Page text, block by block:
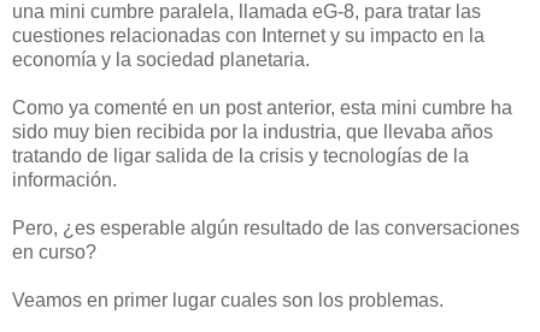
una mini cumbre paralela, llamada eG-8, para tratar las
cuestiones relacionadas con Internet y su impacto en la
economía y la sociedad planetaria.
Como ya comenté en un post anterior, esta mini cumbre ha
sido muy bien recibida por la industria, que llevaba años
tratando de ligar salida de la crisis y tecnologías de la
información.
Pero, ¿es esperable algún resultado de las conversaciones
en curso?
Veamos en primer lugar cuales son los problemas.